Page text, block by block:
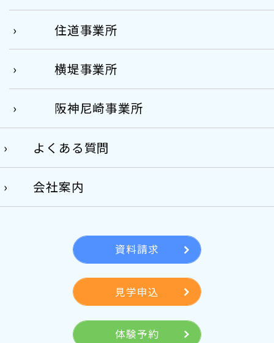
住道事業所
横堤事業所
阪神尼崎事業所
よくある質問
会社案内
資料請求
見学申込
体験予約